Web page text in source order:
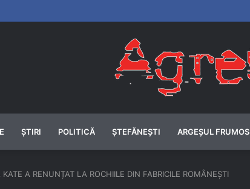
ȘTIRI POLITICĂ ȘTEFĂNEȘTI ARGEȘUL FRUMOS
KATE A RENUNȚAT LA ROCHIILE DIN FABRICILE ROMÂNEȘTI